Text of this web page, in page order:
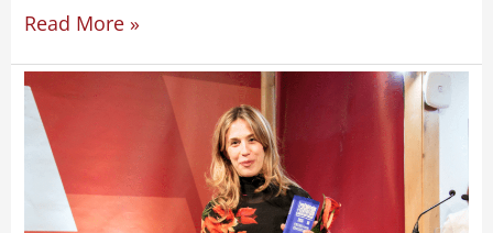
Read More »
Prémio
de
Teatro
Carlos